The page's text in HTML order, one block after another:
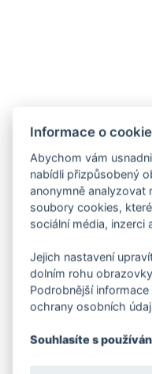
Informace o
Abychom vám
nabídli přizpůsobený
anonymně analyzovat
soubory cookies,
sociální média, inzerci
Jejich nastavení
dolním rohu
Podrobnější
ochrany osobních
Souhlasíte s